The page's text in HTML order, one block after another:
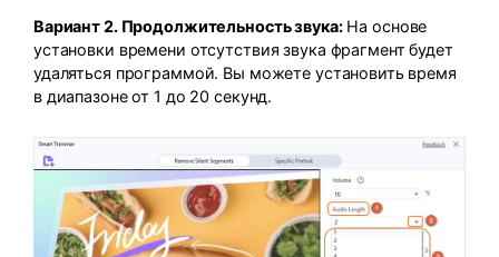
Вариант 2. Продолжительность звука:На основе
установки времени отсутствия звука фрагмент будет
удаляться программой. Вы можете установить время
в диапазоне от 1 до 20 секунд.